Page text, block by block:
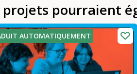
projets pourraient
AUTOMATIQUEMENT